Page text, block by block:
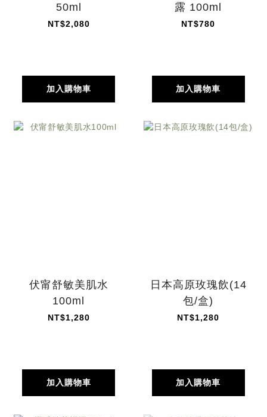
50ml
NT$2,080
加入購物車
露 100ml
NT$780
加入購物車
伏甯舒敏美肌水
100ml
NT$1,280
加入購物車
日本高原玫瑰飲(14
包/盒)
NT$1,280
加入購物車